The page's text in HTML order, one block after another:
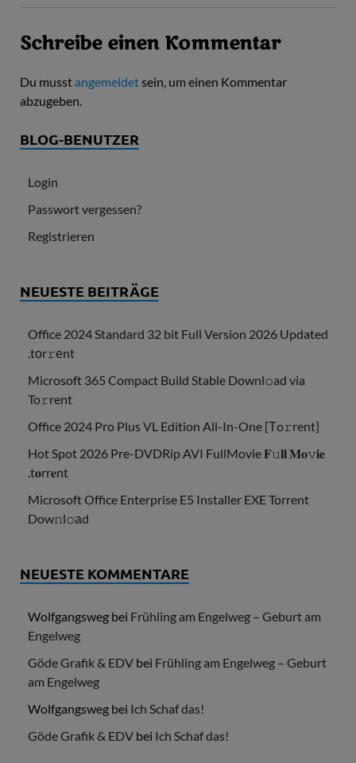
Schreibe einen Kommentar
Du musstangemeldetsein, um einen Kommentar
abzugeben.
BLOG-BENUTZER
Login
Passwort vergessen?
Registrieren
NEUESTE BEITRÄGE
Office 2024 Standard 32 bit Full Version 2026 Updated
.tоr𝚛еnt
Microsoft 365 Compact Build Stable Downl𝚘ad via
To𝚛rent
Office 2024 Pro Plus VL Edition All-In-One [Тo𝚛rent]
Hot Spot 2026 Pre-DVDRip AVI FullMovie 𝐅𝚞𝐥𝐥 𝐌𝐨𝚟𝐢𝐞
.t𝐨rr𝐞nt
Microsoft Office Enterprise E5 Installer EXE Torrent
Dow𝚗l𝚘аd
NEUESTE KOMMENTARE
Wolfgangsweg bei Frühling am Engelweg – Geburt am
Engelweg
Göde Grafik & EDV bei Frühling am Engelweg – Geburt
am Engelweg
Wolfgangsweg bei Ich Schaf das!
Göde Grafik & EDV bei Ich Schaf das!